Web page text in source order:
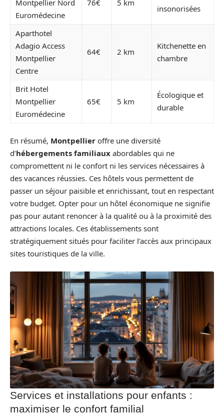
Montpellier Nord
Euromédecine
76€ 5 km
insonorisées
Aparthotel
Adagio Access
Montpellier
Centre
64€ 2 km
Kitchenette en
chambre
Brit Hotel
Montpellier
Euromédecine
65€ 5 km
Écologique et
durable
En résumé, Montpellier offre une diversité
d’hébergements familiaux abordables qui ne
compromettent ni le confort ni les services nécessaires à
des vacances réussies. Ces hôtels vous permettent de
passer un séjour paisible et enrichissant, tout en respectant
votre budget. Opter pour un hôtel économique ne signifie
pas pour autant renoncer à la qualité ou à la proximité des
attractions locales. Ces établissements sont
stratégiquement situés pour faciliter l’accès aux principaux
sites touristiques de la ville.
Services et installations pour enfants :
maximiser le confort familial